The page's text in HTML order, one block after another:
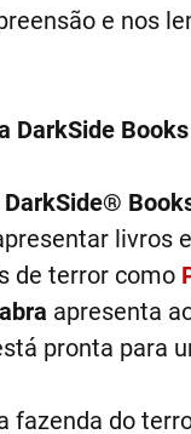
e nos
DarkSide Books
DarkSide®
livros
de terror como
apresenta
pronta para
fazenda do